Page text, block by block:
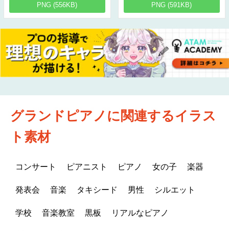
PNG (556KB) PNG (591KB)
グランドピアノに関連するイラス
ト素材
コンサート ピアニスト ピアノ 女の子 楽器
発表会 音楽 タキシード 男性 シルエット
学校 音楽教室 黒板 リアルなピアノ